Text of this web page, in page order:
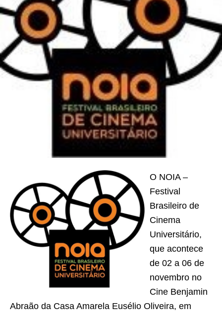
O NOIA –
Festival
Brasileiro de
Cinema
Universitário,
que acontece
de 02 a 06 de
novembro no
Cine Benjamin
Abraão da Casa Amarela Eusélio Oliveira, em